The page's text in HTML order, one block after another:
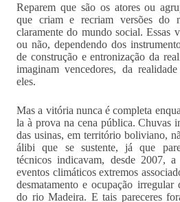
Reparem que são os atores ou
que criam e recriam versões do
claramente do mundo social. Essas
ou não, dependendo dos
de construção e entronização da
imaginam vencedores, da
eles.
Mas a vitória nunca é completa
la à prova na cena pública. Chuvas
das usinas, em território boliviano,
álibi que se sustente, já que
técnicos indicavam, desde 2007,
eventos climáticos extremos
desmatamento e ocupação
do rio Madeira. E tais pareceres